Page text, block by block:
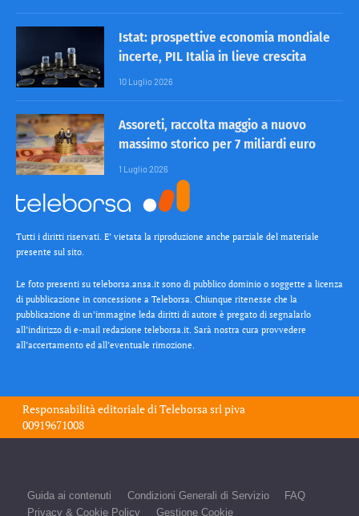
Istat: prospettive economia mondiale
incerte, PIL Italia in lieve crescita
10 Luglio 2026
Assoreti, raccolta maggio a nuovo
massimo storico per 7 miliardi euro
1 Luglio 2026
Tutti i diritti riservati. E’ vietata la riproduzione anche parziale del materiale
presente sul sito.
Le foto presenti su teleborsa.ansa.it sono di pubblico dominio o soggette a licenza
di pubblicazione in concessione a Teleborsa. Chiunque ritenesse che la
pubblicazione di un’immagine leda diritti di autore è pregato di segnalarlo
all’indirizzo di e-mail redazione teleborsa.it. Sarà nostra cura provvedere
all’accertamento ed all’eventuale rimozione.
Responsabilità editoriale diTeleborsa srl piva
00919671008
Guida ai contenuti Condizioni Generali di Servizio
FAQ
Privacy & Cookie Policy
Gestione Cookie